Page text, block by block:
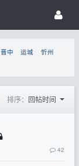
晋中 运城
忻州
排序： 回帖时间
42